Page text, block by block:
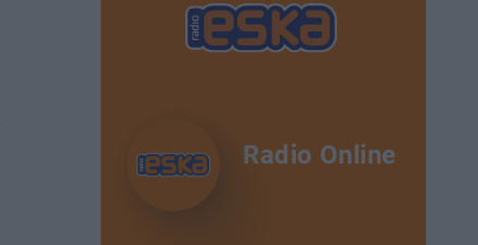
Radio Online